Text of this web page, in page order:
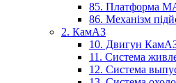
85. Платформа
86. Механізм
2. КамАЗ
10. Двигун
11. Система
12. Система